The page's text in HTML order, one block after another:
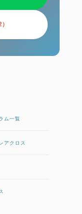
ム一覧
アクロス